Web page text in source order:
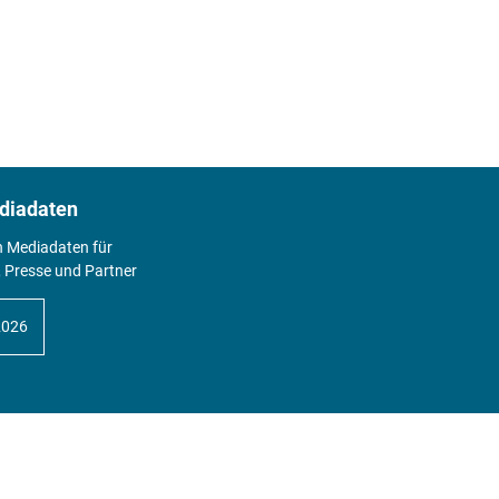
Mediadaten für
Presse und Partner